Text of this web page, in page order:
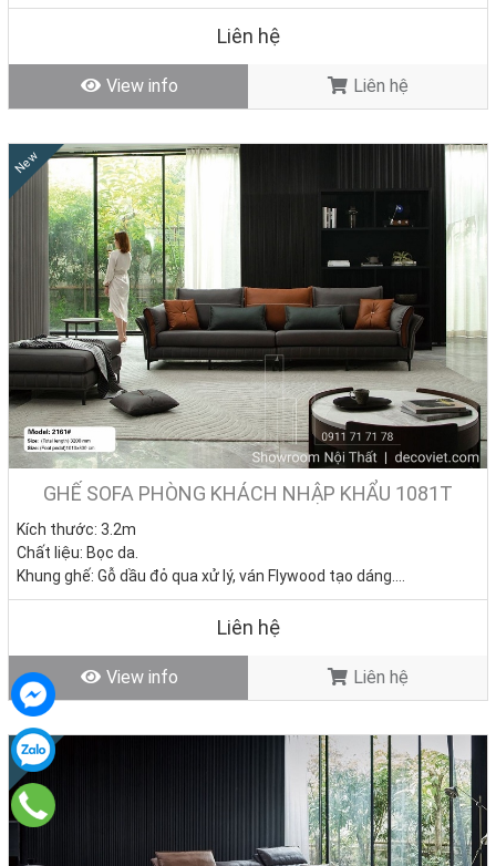
Tình trạng: Hàng mới - Còn hàng
Liên hệ
View info Liên hệ
New
GHẾ SOFA PHÒNG KHÁCH NHẬP KHẨU 1081T
Kích thước: 3.2m
Chất liệu: Bọc da.
Khung ghế: Gỗ dầu đỏ qua xử lý, ván Flywood tạo dáng.
Nệm ngồi: Mút D40 cao cấp
Liên hệ
View info Liên hệ
New